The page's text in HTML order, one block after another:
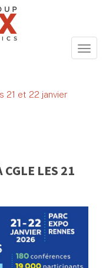
21 et 22 janvier
LES 21